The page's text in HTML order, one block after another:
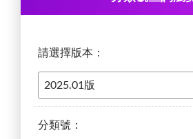
請選擇版本：
分類號：